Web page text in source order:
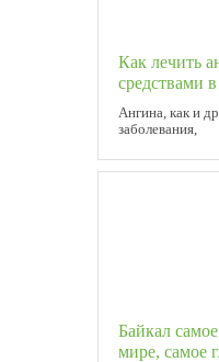
Как лечить
средствами
Ангина, как и
заболевания,
Байкал
мире, самое